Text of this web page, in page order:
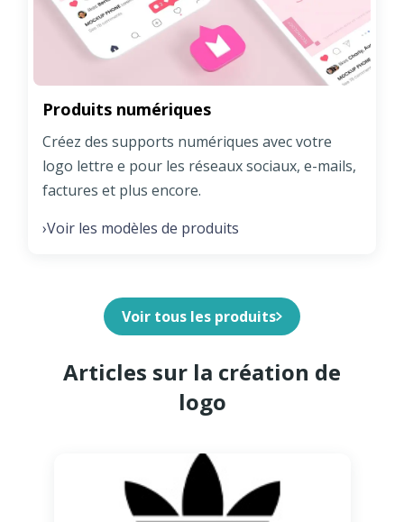
Produits numériques
Créez des supports numériques avec votre
logo lettre e pour les réseaux sociaux, e-mails,
factures et plus encore.
›Voir les modèles de produits
Voir tous les produits
Articles sur la création de
logo